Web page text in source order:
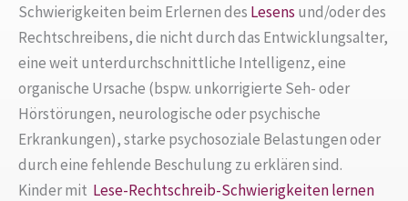
Schwierigkeiten beim Erlernen des Lesens und/oder des
Rechtschreibens, die nicht durch das Entwicklungsalter,
eine weit unterdurchschnittliche Intelligenz, eine
organische Ursache (bspw. unkorrigierte Seh- oder
Hörstörungen, neurologische oder psychische
Erkrankungen), starke psychosoziale Belastungen oder
durch eine fehlende Beschulung zu erklären sind.
Kinder mit Lese-Rechtschreib-Schwierigkeitenlernen